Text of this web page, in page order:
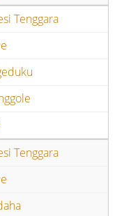
Tenggara
Tenggara